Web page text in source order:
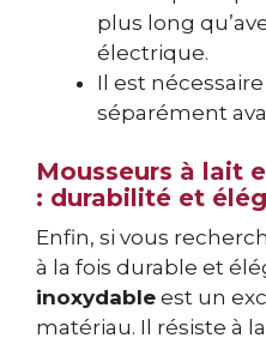
plus long
électrique.
Il est
séparément
Mousseurs à lait
: durabilité et
Enfin, si vous
à la fois durable et
inoxydable est un
matériau. Il résiste à